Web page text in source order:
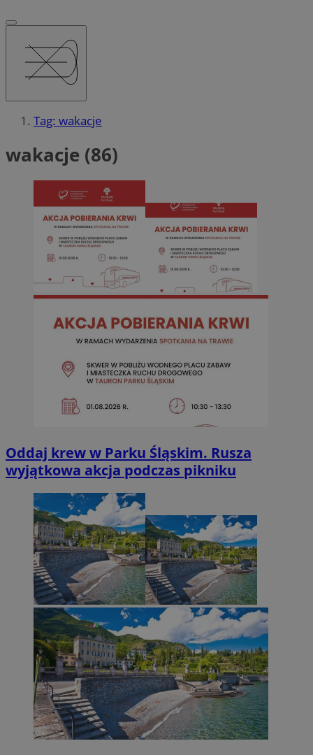
Tag: wakacje
wakacje (86)
Oddaj krew w Parku Śląskim. Rusza
wyjątkowa akcja podczas pikniku